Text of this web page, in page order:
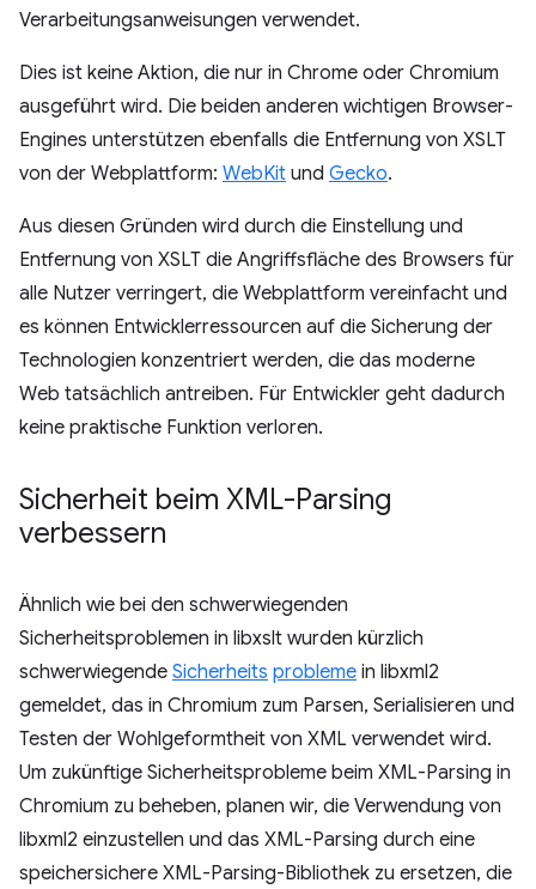
Verarbeitungsanweisungen verwendet.
Dies ist keine Aktion, die nur in Chrome oder Chromium
ausgeführt wird. Die beiden anderen wichtigen Browser-
Engines unterstützen ebenfalls die Entfernung von XSLT
von der Webplattform: WebKit und Gecko.
Aus diesen Gründen wird durch die Einstellung und
Entfernung von XSLT die Angriffsfläche des Browsers für
alle Nutzer verringert, die Webplattform vereinfacht und
es können Entwicklerressourcen auf die Sicherung der
Technologien konzentriert werden, die das moderne
Web tatsächlich antreiben. Für Entwickler geht dadurch
keine praktische Funktion verloren.
Sicherheit beim XML-Parsing
verbessern
Ähnlich wie bei den schwerwiegenden
Sicherheitsproblemen in libxslt wurden kürzlich
schwerwiegende Sicherheits probleme in libxml2
gemeldet, das in Chromium zum Parsen, Serialisieren und
Testen der Wohlgeformtheit von XML verwendet wird.
Um zukünftige Sicherheitsprobleme beim XML-Parsing in
Chromium zu beheben, planen wir, die Verwendung von
libxml2 einzustellen und das XML-Parsing durch eine
speichersichere XML-Parsing-Bibliothek zu ersetzen, die